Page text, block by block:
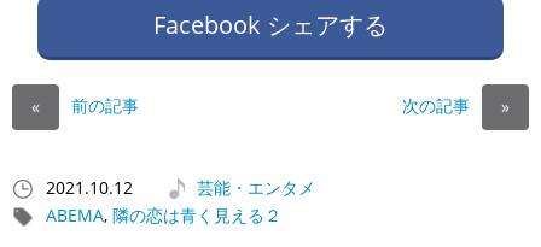
Facebook シェアする
« 前の記事 次の記事 »
2021.10.12
芸能・エンタメ
ABEMA, 隣の恋は青く見える２